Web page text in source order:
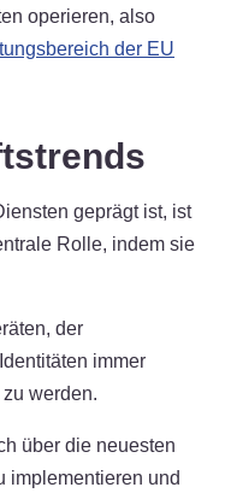
operieren, also
der EU
geprägt ist, ist
Rolle, indem sie
der
immer
werden.
über die neuesten
implementieren und